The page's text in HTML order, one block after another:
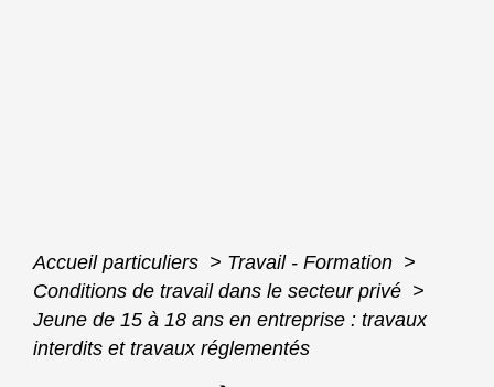
Accueil particuliers > Travail - Formation >
Conditions de travail dans le secteur privé >
Jeune de 15 à 18 ans en entreprise : travaux
interdits et travaux réglementés